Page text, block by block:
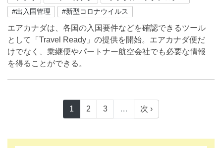
#出入国管理
#新型コロナウイルス
エアカナダは、各国の入国要件などを確認できるツール
として「Travel Ready」の提供を開始。エアカナダ便だ
けでなく、乗継便やパートナー航空会社でも必要な情報
を得ることができる。
1 2 3 … 次 ›